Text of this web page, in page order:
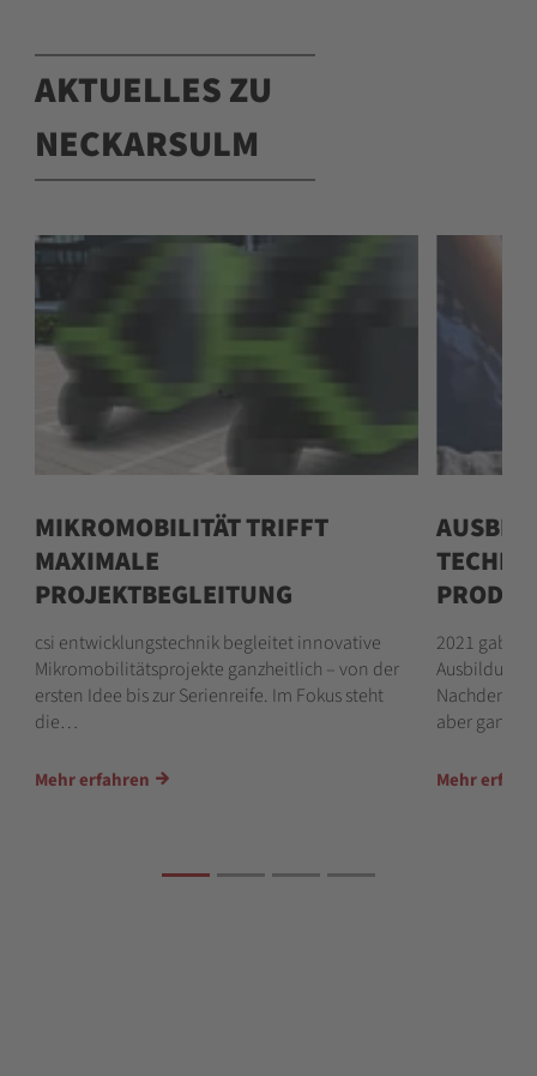
AKTUELLES ZU
NECKARSULM
MIKROMOBILITÄT TRIFFT
MAXIMALE
PROJEKTBEGLEITUNG
csi entwicklungstechnik begleitet innovative
Mikromobilitätsprojekte ganzheitlich – von der
ersten Idee bis zur Serienreife. Im Fokus steht
die…
Mehr erfahren
2021 gab
aber ganz
Mehr